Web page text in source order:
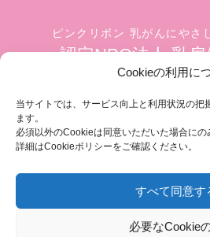
Cookieの利用に
当サイトでは、サービス向上と利用状況の把
ます。
必須以外のCookieは同意いただいた場合にの
詳細はCookieポリシーをご確認ください。
すべて同意す
必要なCookie
ピンクリボン 乳がんにやさ
認定NPO法人 乳
築地ホワイトビル
FAX.03-3545-6545
COPYRIGHT (C) 2019 JAPAN SOCIETY OF